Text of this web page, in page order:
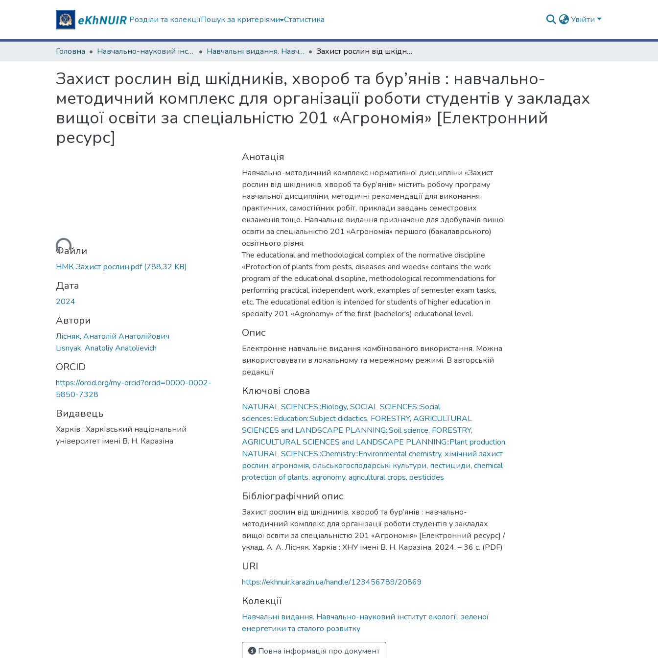
Розділи та колекціїПошук за критеріями Статистика Увійти
Головна Навчально-науковий інститут екології, зеленої енергетики та сталого розвитку Навчальні видання. Навчально-науковий інститут екології, зеленої енергетики та сталого розвитку Захист рослин від шкідників, хвороб та бур’янів : навчально-методичний комплекс для організації роботи студентів у закладах вищої освіти за спеціальністю 201 «Агрономія» [Електронний ресурс]
Захист рослин від шкідників, хвороб та бур’янів : навчально-
методичний комплекс для організації роботи студентів у закладах
вищої освіти за спеціальністю 201 «Агрономія» [Електронний
ресурс]
Вантажиться...
Файли
НМК Захист рослин.pdf(788,32 KB)
Дата
2024
Автори
Лісняк, Анатолій Анатолійович
Lisnyak, Anatoliy Anatolievich
ORCID
https://orcid.org/my-orcid?orcid=0000-0002-
5850-7328
Видавець
Харків : Харківський національний
університет імені В. Н. Каразіна
Анотація
Навчально-методичний комплекс нормативної дисципліни «Захист
рослин від шкідників, хвороб та бур’янів» містить робочу програму
навчальної дисципліни, методичні рекомендації для виконання
практичних, самостійних робіт, приклади завдань семестрових
екзаменів тощо. Навчальне видання призначене для здобувачів вищої
освіти за спеціальністю 201 «Агрономія» першого (бакалаврського)
освітнього рівня.
The educational and methodological complex of the normative discipline
«Protection of plants from pests, diseases and weeds» contains the work
program of the educational discipline, methodological recommendations for
performing practical, independent work, examples of semester exam tasks,
etc. The educational edition is intended for students of higher education in
specialty 201 «Agronomy» of the first (bachelor's) educational level.
Опис
Електронне навчальне видання комбінованого використання. Можна
використовувати в локальному та мережному режимі. В авторській
редакції
Ключові слова
NATURAL SCIENCES::Biology, SOCIAL SCIENCES::Social
sciences::Education::Subject didactics, FORESTRY, AGRICULTURAL
SCIENCES and LANDSCAPE PLANNING::Soil science, FORESTRY,
AGRICULTURAL SCIENCES and LANDSCAPE PLANNING::Plant production,
NATURAL SCIENCES::Chemistry::Environmental chemistry, хімічний захист
рослин, агрономія, сільськогосподарські культури, пестициди, chemical
protection of plants, agronomy, agricultural crops, pesticides
Бібліографічний опис
Захист рослин від шкідників, хвороб та бур’янів : навчально-
методичний комплекс для організації роботи студентів у закладах
вищої освіти за спеціальністю 201 «Агрономія» [Електронний ресурс] /
уклад. А. А. Лісняк. Харків : ХНУ імені В. Н. Каразіна, 2024. – 36 с. (PDF)
URI
https://ekhnuir.karazin.ua/handle/123456789/20869
Колекції
Навчальні видання. Навчально-науковий інститут екології, зеленої
енергетики та сталого розвитку
Повна інформація про документ